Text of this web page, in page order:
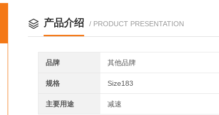
产品介绍 / PRODUCT PRESENTATION
品牌 其他品牌
规格 Size183
主要用途 减速